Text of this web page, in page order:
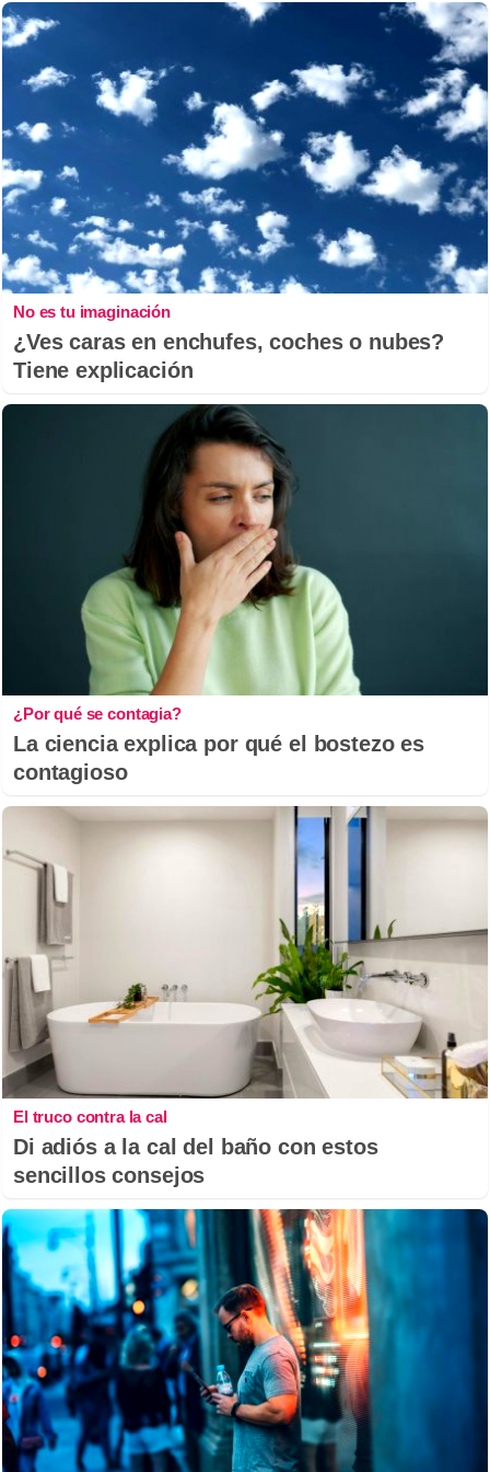
No es tu imaginación
¿Ves caras en enchufes, coches o nubes?
Tiene explicación
¿Por qué se contagia?
La ciencia explica por qué el bostezo es
contagioso
El truco contra la cal
Di adiós a la cal del baño con estos
sencillos consejos